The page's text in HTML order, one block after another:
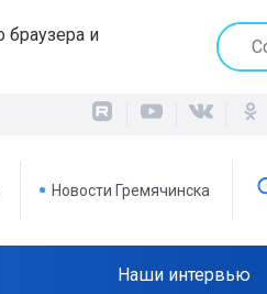
браузера и
Новости Гремячинска
Наши интервью